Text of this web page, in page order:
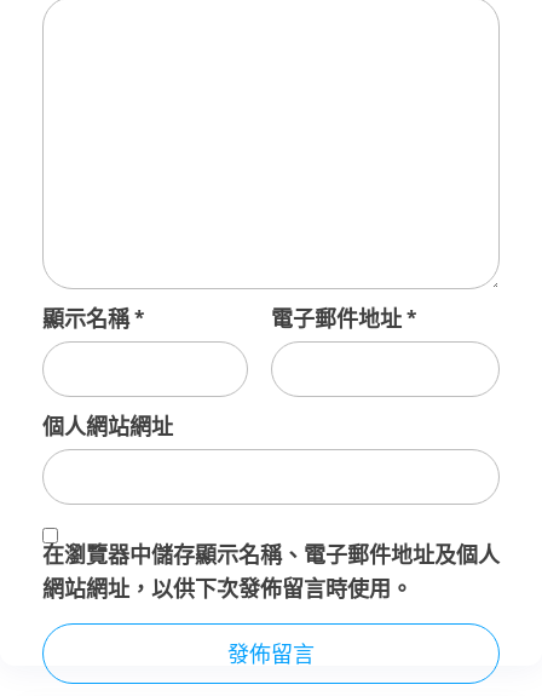
顯示名稱* 電子郵件地址*
個人網站網址
在瀏覽器中儲存顯示名稱、電子郵件地址及個人
網站網址，以供下次發佈留言時使用。